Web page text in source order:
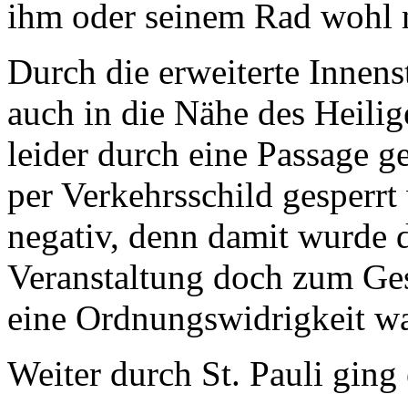
ihm oder seinem Rad wohl
Durch die erweiterte
auch in die Nähe des
leider durch eine Passage
per Verkehrsschild
negativ, denn damit wurde
Veranstaltung doch zum
eine Ordnungswidrigkeit
Weiter durch St. Pauli